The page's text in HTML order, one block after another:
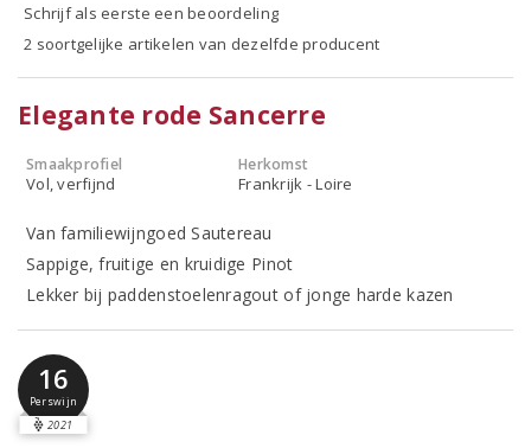
Schrijf als eerste een beoordeling
2 soortgelijke artikelen van dezelfde producent
Elegante rode Sancerre
Smaakprofiel
Vol, verfijnd
Herkomst
Frankrijk - Loire
Van familiewijngoed Sautereau
Sappige, fruitige en kruidige Pinot
Lekker bij paddenstoelenragout of jonge harde kazen
16
Perswijn
2021